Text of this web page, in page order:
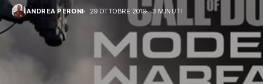
ANDREA PERONI 29 OTTOBRE 2019 3 MINUTI